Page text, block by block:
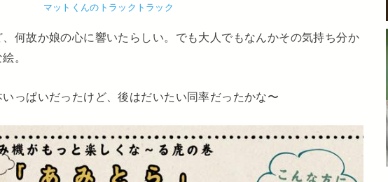
マットくんのトラックトラック
何故か娘の心に響いたらしい。でも大人でもなんかその気持ち分か
。
っぱいだったけど、後はだいたい同率だったかな〜